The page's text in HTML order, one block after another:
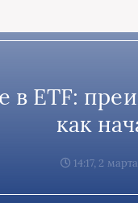
в ETF:
как
14:17, 2